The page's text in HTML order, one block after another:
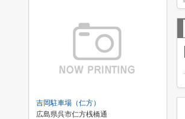
吉岡駐車場（仁方）
広島県呉市仁方桟橋通